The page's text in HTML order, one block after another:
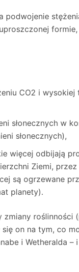
podwojenie
CO2 i wysokiej
słonecznych w
słonecznych),
więcej odbijają
Ziemi, przez
są ogrzewane
planety).
roślinności
on na tym, co
i Wetheralda –